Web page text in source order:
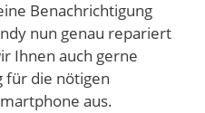
Benachrichtigung
nun genau repariert
Ihnen auch gerne
für die nötigen
aus.